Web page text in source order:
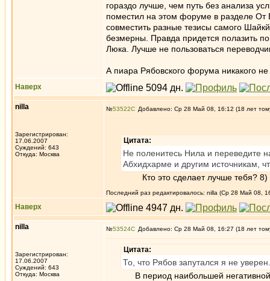
гораздо лучше, чем путь без анализа
поместил на этом форуме в разделе От
совместить разные тезисы самого
безмерны. Правда придется полазить
Люка. Лучше не пользоваться
А пиара Рябовского форума никакого
Наверх
nilla
Зарегистрирован:
17.06.2007
Суждений: 643
Откуда: Москва
№53522 Добавлено: Ср 28 Май 08, 16:12 (18 лет
Цитата:
Не поленитесь Нила и переведите
Абхидхарме и другим источникам,
Кто это сделает лучше тебя? 8)
Последний раз редактировалось: nilla (Ср 28 Май 08,
Наверх
nilla
Зарегистрирован:
17.06.2007
Суждений: 643
Откуда: Москва
№53524 Добавлено: Ср 28 Май 08, 16:27 (18 лет
Цитата:
То, что Рябов запутался я не
В период наибольшей негативной